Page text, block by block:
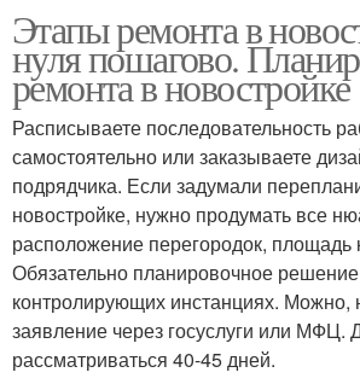
Этапы ремонта в
нуля пошагово.
ремонта в новостройке
Расписываете последовательность
самостоятельно или заказываете
подрядчика. Если задумали
новостройке, нужно продумать все
расположение перегородок, площадь
Обязательно планировочное решение
контролирующих инстанциях. Можно,
заявление через госуслуги или МФЦ.
рассматриваться 40-45 дней.